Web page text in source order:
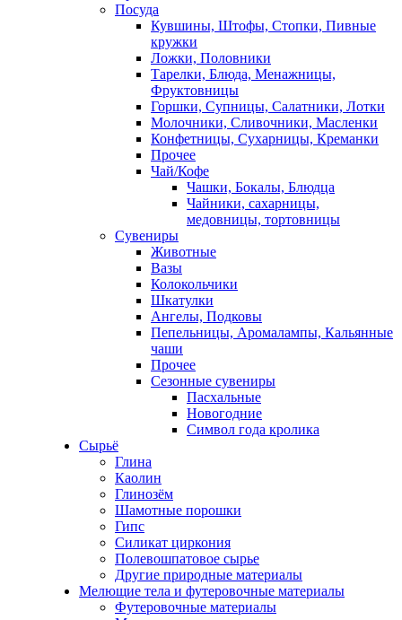
Посуда
Кувшины, Штофы, Стопки, Пивные
кружки
Ложки, Половники
Тарелки, Блюда, Менажницы,
Фруктовницы
Горшки, Супницы, Салатники, Лотки
Молочники, Сливочники, Масленки
Конфетницы, Сухарницы, Креманки
Прочее
Чай/Кофе
Чашки, Бокалы, Блюдца
Чайники, сахарницы,
медовницы, тортовницы
Сувениры
Животные
Вазы
Колокольчики
Шкатулки
Ангелы, Подковы
Пепельницы, Аромалампы, Кальянные
чаши
Прочее
Сезонные сувениры
Пасхальные
Новогодние
Символ года кролика
Сырьё
Глина
Каолин
Глинозём
Шамотные порошки
Гипс
Силикат циркония
Полевошпатовое сырье
Другие природные материалы
Мелющие тела и футеровочные материалы
Футеровочные материалы